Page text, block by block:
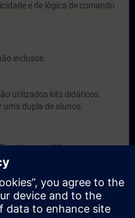
e de lógica de comando
inclusos.
utilizados kits didáticos.
dupla de alunos.
que utilizam ou